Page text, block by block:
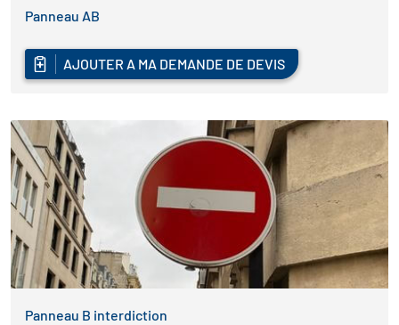
Panneau AB
AJOUTER A MA DEMANDE DE DEVIS
Panneau B interdiction